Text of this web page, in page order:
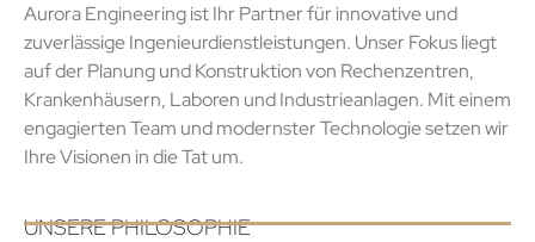
Aurora Engineering ist Ihr Partner für innovative und
zuverlässige Ingenieurdienstleistungen. Unser Fokus liegt
auf der Planung und Konstruktion von Rechenzentren,
Krankenhäusern, Laboren und Industrieanlagen. Mit einem
engagierten Team und modernster Technologie setzen wir
Ihre Visionen in die Tat um.
UNSERE PHILOSOPHIE